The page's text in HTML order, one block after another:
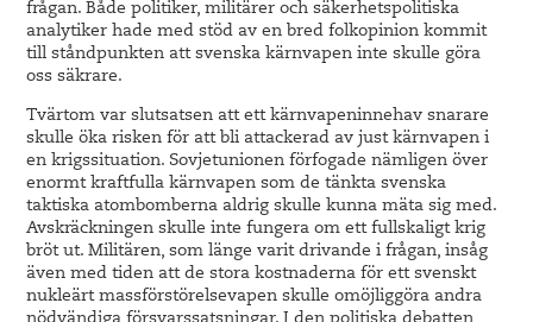
frågan. Både politiker, militärer och säkerhetspolitiska
analytiker hade med stöd av en bred folkopinion kommit
till ståndpunkten att svenska kärnvapen inte skulle göra
oss säkrare.
Tvärtom var slutsatsen att ett kärnvapeninnehav snarare
skulle öka risken för att bli attackerad av just kärnvapen i
en krigssituation. Sovjetunionen förfogade nämligen över
enormt kraftfulla kärnvapen som de tänkta svenska
taktiska atombomberna aldrig skulle kunna mäta sig med.
Avskräckningen skulle inte fungera om ett fullskaligt krig
bröt ut. Militären, som länge varit drivande i frågan, insåg
även med tiden att de stora kostnaderna för ett svenskt
nukleärt massförstörelsevapen skulle omöjliggöra andra